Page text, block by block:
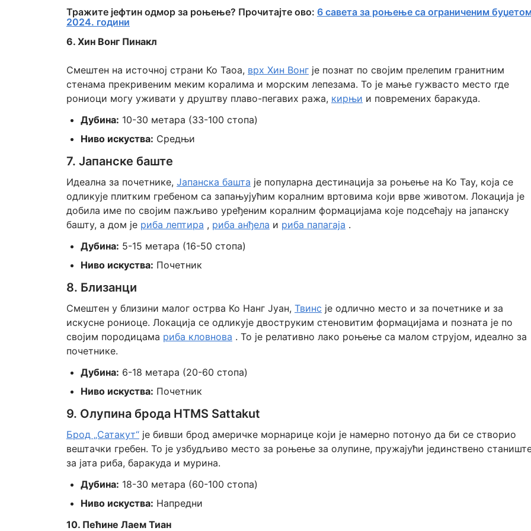
Тражите јефтин одмор за роњење? Прочитајте ово: 6 савета за роњење са ограниченим
2024. години
6. Хин Вонг Пинакл
Смештен на источној страни Ко Таоа, врх Хин Вонгје познат по својим прелепим гранитним
стенама прекривеним меким коралима и морским лепезама. То је мање гужвасто место где
рониоци могу уживати у друштву плаво-пегавих ража, кирњи и повремених баракуда.
Дубина: 10-30 метара (33-100 стопа)
Ниво искуства: Средњи
7. Јапанске баште
Идеална за почетнике, Јапанска башта је популарна дестинација за роњење на Ко Тау, која се
одликује плитким гребеном са запањујућим коралним вртовима који врве животом. Локација је
добила име по својим пажљиво уређеним коралним формацијама које подсећају на јапанску
башту, а дом је риба лептира , риба анђела и риба папагаја .
Дубина: 5-15 метара (16-50 стопа)
Ниво искуства: Почетник
8. Близанци
Смештен у близини малог острва Ко Нанг Јуан, Твинс је одлично место и за почетнике и за
искусне рониоце. Локација се одликује двоструким стеновитим формацијама и позната је по
својим породицама риба кловнова . То је релативно лако роњење са малом струјом, идеално за
почетнике.
Дубина: 6-18 метара (20-60 стопа)
Ниво искуства: Почетник
9. Олупина брода HTMS Sattakut
Брод „Сатакут“је бивши брод америчке морнарице који је намерно потонуо да би се створио
вештачки гребен. То је узбудљиво место за роњење за олупине, пружајући јединствено
за јата риба, баракуда и мурина.
Дубина: 18-30 метара (60-100 стопа)
Ниво искуства: Напредни
10. Пећине Лаем Тиан